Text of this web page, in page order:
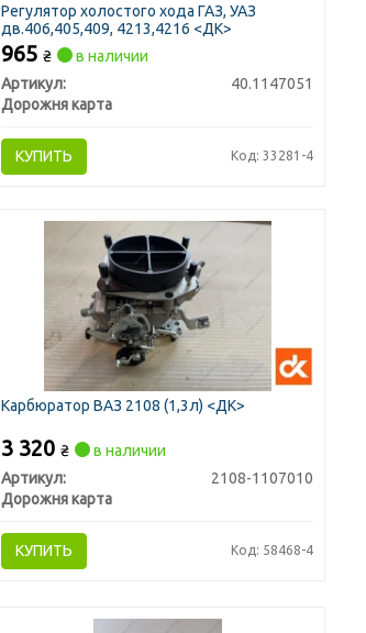
Регулятор холостого хода ГАЗ, УАЗ
дв.406,405,409, 4213,4216 <ДК>
965₴
в наличии
Артикул:
40.1147051
Дорожня карта
КУПИТЬ Код: 33281-4
Карбюратор ВАЗ 2108 (1,3л) <ДК>
3 320₴
в наличии
Артикул:
2108-1107010
Дорожня карта
КУПИТЬ Код: 58468-4